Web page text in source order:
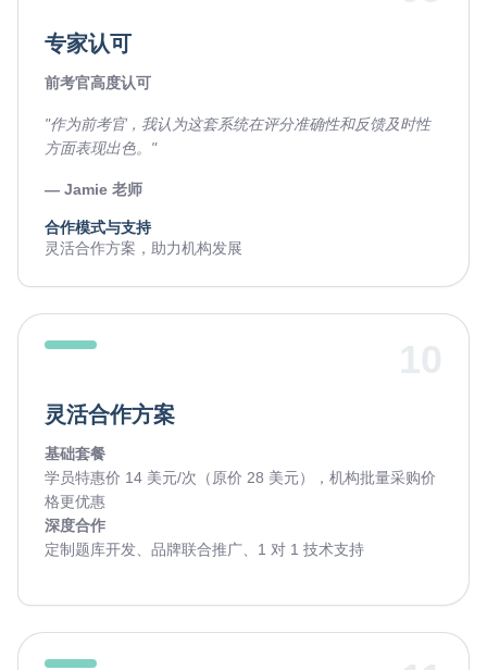
专家认可
前考官高度认可
"作为前考官，我认为这套系统在评分准确性和反馈及时性
方面表现出色。"
— Jamie 老师
合作模式与支持
灵活合作方案，助力机构发展
灵活合作方案
基础套餐
学员特惠价 14 美元/次（原价 28 美元），机构批量采购价
格更优惠
深度合作
定制题库开发、品牌联合推广、1 对 1 技术支持